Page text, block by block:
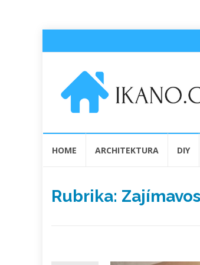
HOME ARCHITEKTURA DIY
Rubrika: